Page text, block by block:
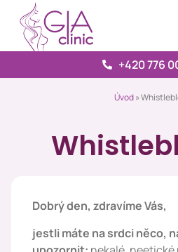
+420 776
Úvod»
Dobrý den, zdravíme Vás,
jestli máte na srdci něco,